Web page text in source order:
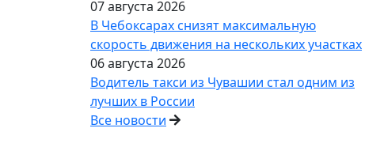
07 августа 2026
В Чебоксарах снизят максимальную
скорость движения на нескольких участках
06 августа 2026
Водитель такси из Чувашии стал одним из
лучших в России
Все новости